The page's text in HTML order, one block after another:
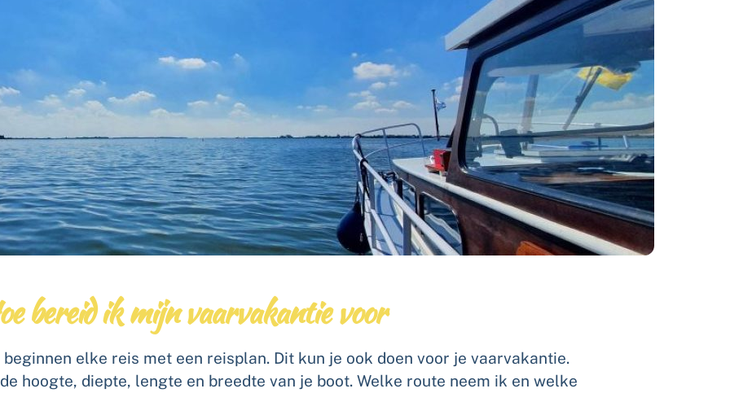
bereid ik mijn vaarvakantie voor
elke reis met een reisplan. Dit kun je ook doen voor je vaarvakantie.
hoogte, diepte, lengte en breedte van je boot. Welke route neem ik en welke